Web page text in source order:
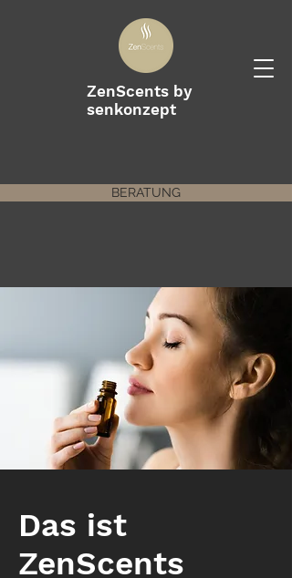
ZenScents by
senkonzept
BERATUNG
Das ist
ZenScents